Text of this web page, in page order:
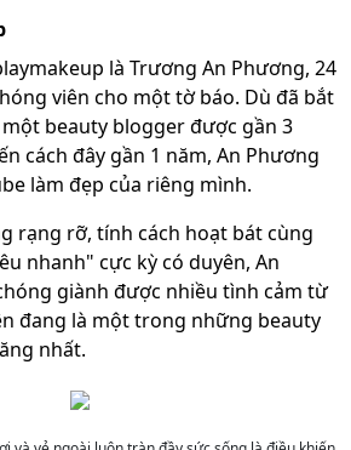
là Trương An Phương, 24
viên cho một tờ báo. Dù đã bắt
beauty blogger được gần 3
cách đây gần 1 năm, An Phương
làm đẹp của riêng mình.
rạng rỡ, tính cách hoạt bát cùng
nhanh" cực kỳ có duyên, An
giành được nhiều tình cảm từ
đang là một trong những beauty
nhất.